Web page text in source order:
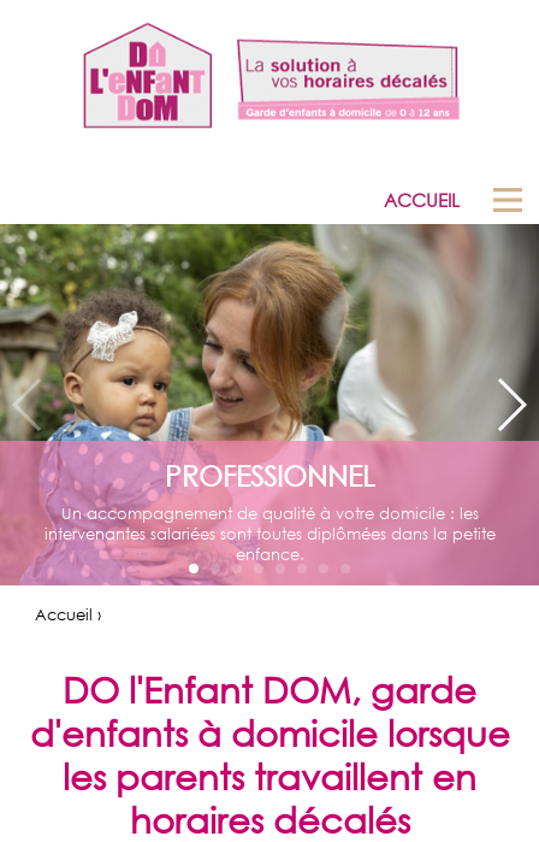
ACCUEIL
PROFESSIONNEL
Un accompagnement de qualité à votre domicile : les
intervenantes salariées sont toutes diplômées dans la petite
enfance.
Accueil ›
DO l'Enfant DOM, garde
d'enfants à domicile lorsque
les parents travaillent en
horaires décalés